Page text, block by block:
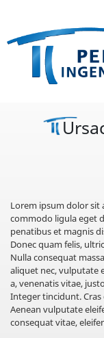
Lorem ipsum dolor sit
commodo ligula eget
penatibus et magnis
Donec quam felis,
Nulla consequat
aliquet nec, vulputate
a, venenatis vitae,
Integer tincidunt.
Aenean vulputate
consequat vitae,